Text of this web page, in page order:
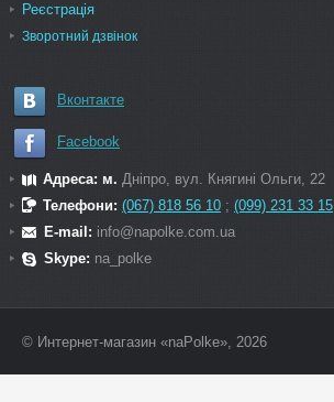
Реєстрація
Зворотний дзвінок
Вконтакте
Facebook
Адреса: м. Дніпро, вул. Княгині Ольги, 22
Телефони: (067) 818 56 10 ; (099) 231 33 15
E-mail: info@napolke.com.ua
Skype: na_polke
© Интернет-магазин «naPolke», 2026